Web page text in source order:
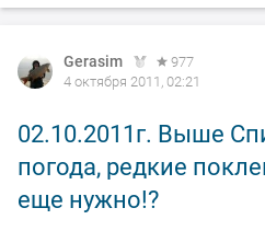
Gerasim
977
4 октября 2011, 02:21
02.10.2011г. Выше
погода, редкие
еще нужно!?